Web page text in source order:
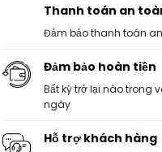
Thanh toán an
Đảm bảo thanh toán
Đảm bảo hoàn tiền
Bất kỳ trở lại nào trong
ngày
Hỗ trợ khách hàng